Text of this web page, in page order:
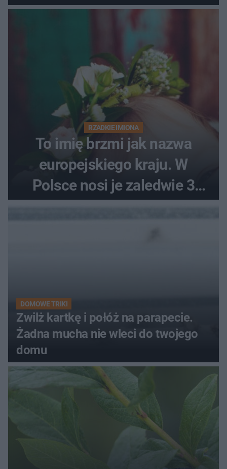
RZADKIE IMIONA
To imię brzmi jak nazwa
europejskiego kraju. W
Polsce nosi je zaledwie 3
kobiety
DOMOWE TRIKI
Zwilż kartkę i połóż na parapecie.
Żadna mucha nie wleci do twojego
domu